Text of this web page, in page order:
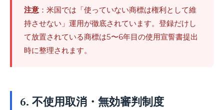
注意 ：米国では「使っていない商標は権利として維
持させない」運用が徹底されています。登録だけし
て放置されている商標は5〜6年目の使用宣誓書提出
時に整理されます。
6. 不使用取消・無効審判制度